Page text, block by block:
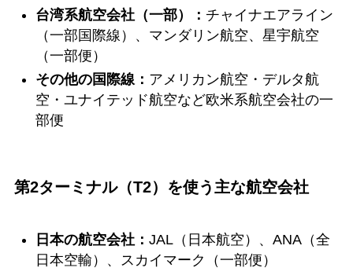
台湾系航空会社（一部）： チャイナエアライン
（一部国際線）、マンダリン航空、星宇航空
（一部便）
その他の国際線： アメリカン航空・デルタ航
空・ユナイテッド航空など欧米系航空会社の一
部便
第2ターミナル（T2）を使う主な航空会社
日本の航空会社： JAL（日本航空）、ANA（全
日本空輸）、スカイマーク（一部便）